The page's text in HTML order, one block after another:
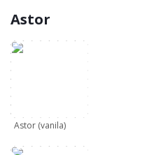
Astor
Astor (vanila)